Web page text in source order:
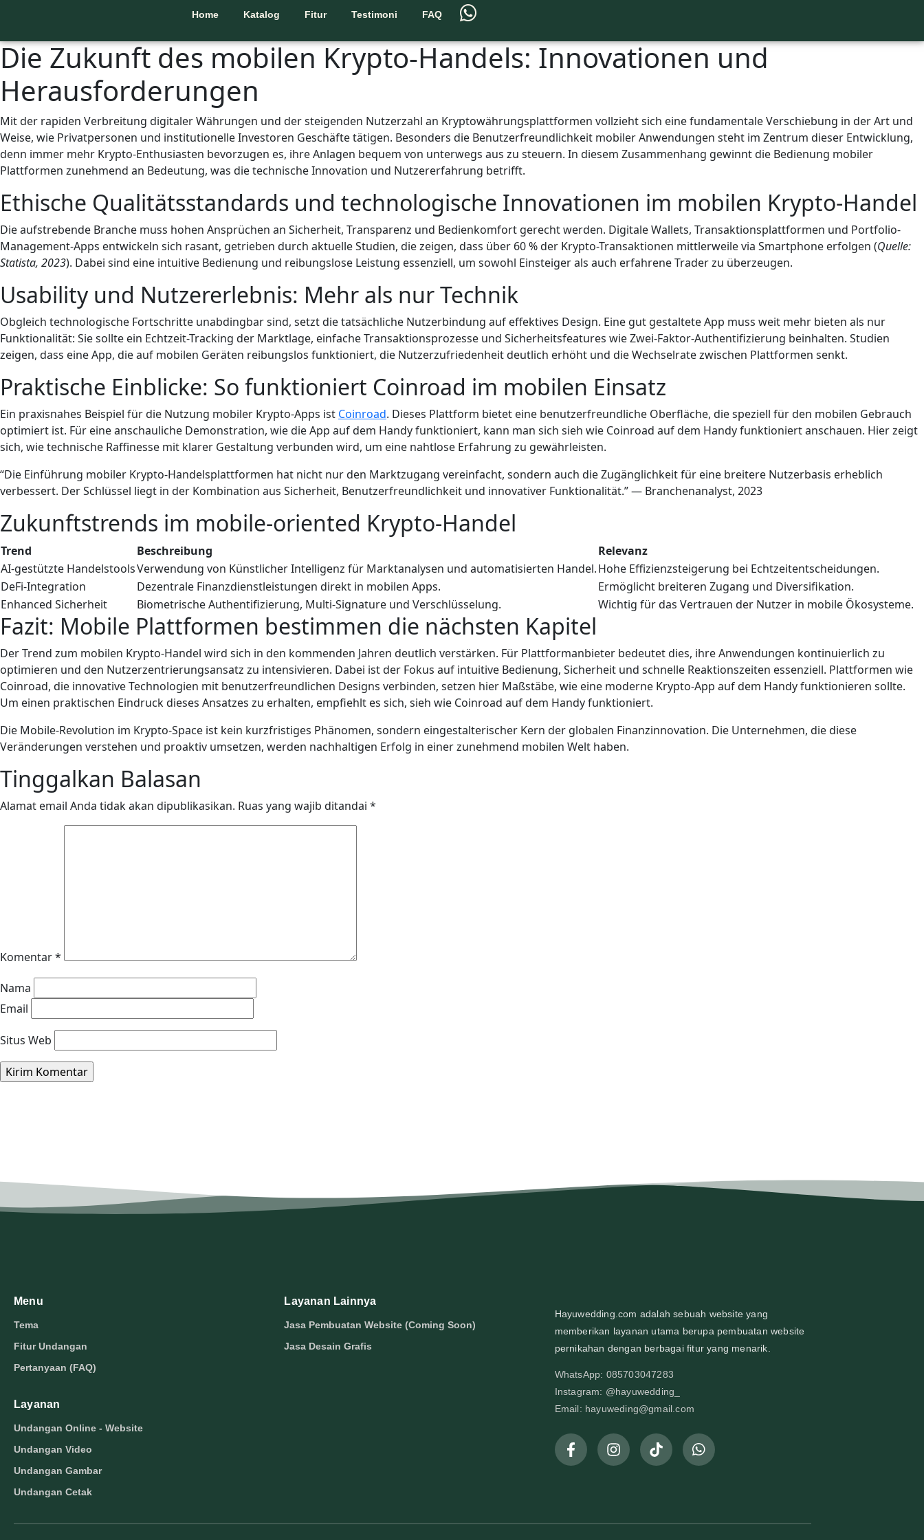
Home Katalog Fitur Testimoni FAQ
Die Zukunft des mobilen Krypto-Handels: Innovationen und
Herausforderungen
Mit der rapiden Verbreitung digitaler Währungen und der steigenden Nutzerzahl an Kryptowährungsplattformen vollzieht sich eine fundamentale Verschiebung in der Art und
Weise, wie Privatpersonen und institutionelle Investoren Geschäfte tätigen. Besonders die Benutzerfreundlichkeit mobiler Anwendungen steht im Zentrum dieser Entwicklung,
denn immer mehr Krypto-Enthusiasten bevorzugen es, ihre Anlagen bequem von unterwegs aus zu steuern. In diesem Zusammenhang gewinnt die Bedienung mobiler
Plattformen zunehmend an Bedeutung, was die technische Innovation und Nutzererfahrung betrifft.
Ethische Qualitätsstandards und technologische Innovationen im mobilen Krypto-Handel
Die aufstrebende Branche muss hohen Ansprüchen an Sicherheit, Transparenz und Bedienkomfort gerecht werden. Digitale Wallets, Transaktionsplattformen und Portfolio-
Management-Apps entwickeln sich rasant, getrieben durch aktuelle Studien, die zeigen, dass über 60 % der Krypto-Transaktionen mittlerweile via Smartphone erfolgen (Quelle:
Statista, 2023). Dabei sind eine intuitive Bedienung und reibungslose Leistung essenziell, um sowohl Einsteiger als auch erfahrene Trader zu überzeugen.
Usability und Nutzererlebnis: Mehr als nur Technik
Obgleich technologische Fortschritte unabdingbar sind, setzt die tatsächliche Nutzerbindung auf effektives Design. Eine gut gestaltete App muss weit mehr bieten als nur
Funktionalität: Sie sollte ein Echtzeit-Tracking der Marktlage, einfache Transaktionsprozesse und Sicherheitsfeatures wie Zwei-Faktor-Authentifizierung beinhalten. Studien
zeigen, dass eine App, die auf mobilen Geräten reibungslos funktioniert, die Nutzerzufriedenheit deutlich erhöht und die Wechselrate zwischen Plattformen senkt.
Praktische Einblicke: So funktioniert Coinroad im mobilen Einsatz
Ein praxisnahes Beispiel für die Nutzung mobiler Krypto-Apps ist Coinroad. Dieses Plattform bietet eine benutzerfreundliche Oberfläche, die speziell für den mobilen Gebrauch
optimiert ist. Für eine anschauliche Demonstration, wie die App auf dem Handy funktioniert, kann man sich sieh wie Coinroad auf dem Handy funktioniert anschauen. Hier zeigt
sich, wie technische Raffinesse mit klarer Gestaltung verbunden wird, um eine nahtlose Erfahrung zu gewährleisten.
“Die Einführung mobiler Krypto-Handelsplattformen hat nicht nur den Marktzugang vereinfacht, sondern auch die Zugänglichkeit für eine breitere Nutzerbasis erheblich
verbessert. Der Schlüssel liegt in der Kombination aus Sicherheit, Benutzerfreundlichkeit und innovativer Funktionalität.” — Branchenanalyst, 2023
Zukunftstrends im mobile-oriented Krypto-Handel
Trend Beschreibung
Relevanz
AI-gestützte HandelstoolsVerwendung von Künstlicher Intelligenz für Marktanalysen und automatisierten Handel.Hohe Effizienzsteigerung bei Echtzeitentscheidungen.
DeFi-Integration
Dezentrale Finanzdienstleistungen direkt in mobilen Apps.
Ermöglicht breiteren Zugang und Diversifikation.
Enhanced Sicherheit
Biometrische Authentifizierung, Multi-Signature und Verschlüsselung. Wichtig für das Vertrauen der Nutzer in mobile Ökosysteme.
Fazit: Mobile Plattformen bestimmen die nächsten Kapitel
Der Trend zum mobilen Krypto-Handel wird sich in den kommenden Jahren deutlich verstärken. Für Plattformanbieter bedeutet dies, ihre Anwendungen kontinuierlich zu
optimieren und den Nutzerzentrierungsansatz zu intensivieren. Dabei ist der Fokus auf intuitive Bedienung, Sicherheit und schnelle Reaktionszeiten essenziell. Plattformen wie
Coinroad, die innovative Technologien mit benutzerfreundlichen Designs verbinden, setzen hier Maßstäbe, wie eine moderne Krypto-App auf dem Handy funktionieren sollte.
Um einen praktischen Eindruck dieses Ansatzes zu erhalten, empfiehlt es sich, sieh wie Coinroad auf dem Handy funktioniert.
Die Mobile-Revolution im Krypto-Space ist kein kurzfristiges Phänomen, sondern eingestalterischer Kern der globalen Finanzinnovation. Die Unternehmen, die diese
Veränderungen verstehen und proaktiv umsetzen, werden nachhaltigen Erfolg in einer zunehmend mobilen Welt haben.
Tinggalkan Balasan
Alamat email Anda tidak akan dipublikasikan. Ruas yang wajib ditandai *
Komentar*
Nama
Email
Situs Web
Menu
Tema
Fitur Undangan
Pertanyaan (FAQ)
Layanan
Undangan Online - Website
Undangan Video
Undangan Gambar
Undangan Cetak
Layanan Lainnya
Jasa Pembuatan Website (Coming Soon)
Jasa Desain Grafis
Hayuwedding.com adalah sebuah website yang
memberikan layanan utama berupa pembuatan website
pernikahan dengan berbagai fitur yang menarik.
WhatsApp: 085703047283
Instagram: @hayuwedding_
Email: hayuweding@gmail.com